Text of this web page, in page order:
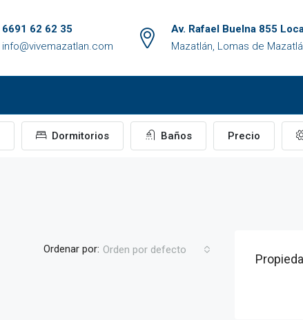
6691 62 62 35
info@vivemazatlan.com
Av. Rafael Buelna 855
Mazatlán, Lomas de
Dormitorios Baños Precio
Ordenar por: Orden por defecto